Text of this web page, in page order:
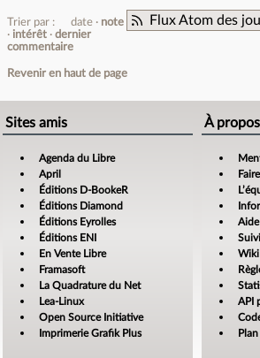
Flux Atom des
Trier par : date
note
intérêt
dernier
commentaire
Revenir en haut de page
Sites amis
Agenda du Libre
April
Éditions D-BookeR
Éditions Diamond
Éditions Eyrolles
Éditions ENI
En Vente Libre
Framasoft
La Quadrature du Net
Lea-Linux
Open Source Initiative
Imprimerie Grafik Plus
À
Suivi
API